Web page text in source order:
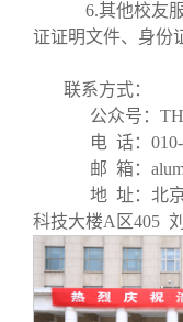
6.其他校友服
证证明文件、身份
联系方式：
公众号：
电 话：010-
邮 箱：
地 址：北京
科技大楼A区405